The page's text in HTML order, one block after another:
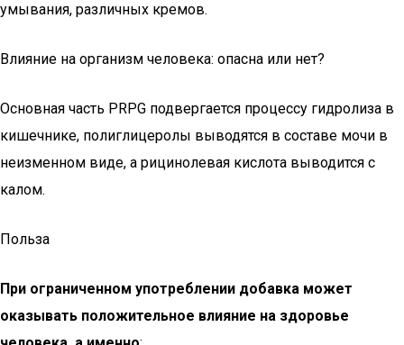
умывания, различных кремов.
Влияние на организм человека: опасна или нет?
Основная часть PRPG подвергается процессу гидролиза в
кишечнике, полиглицеролы выводятся в составе мочи в
неизменном виде, а рицинолевая кислота выводится с
калом.
Польза
При ограниченном употреблении добавка может
оказывать положительное влияние на здоровье